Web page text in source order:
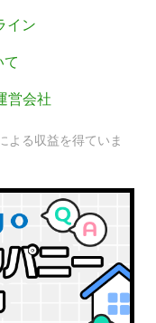
イン
て
営会社
よる収益を得ていま